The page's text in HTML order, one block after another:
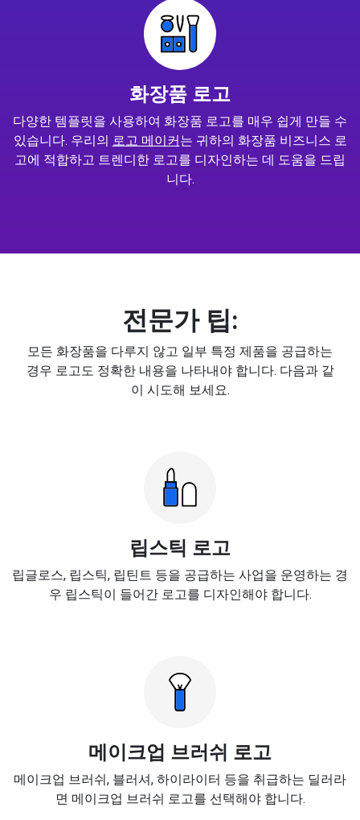
화장품 로고
다양한 템플릿을 사용하여 화장품 로고를 매우 쉽게 만들 수
있습니다. 우리의 로고 메이커는 귀하의 화장품 비즈니스 로
고에 적합하고 트렌디한 로고를 디자인하는 데 도움을 드립
니다.
전문가 팁:
모든 화장품을 다루지 않고 일부 특정 제품을 공급하는
경우 로고도 정확한 내용을 나타내야 합니다. 다음과 같
이 시도해 보세요.
립스틱 로고
립글로스, 립스틱, 립틴트 등을 공급하는 사업을 운영하는 경
우 립스틱이 들어간 로고를 디자인해야 합니다.
메이크업 브러쉬 로고
메이크업 브러쉬, 블러셔, 하이라이터 등을 취급하는 딜러라
면 메이크업 브러쉬 로고를 선택해야 합니다.